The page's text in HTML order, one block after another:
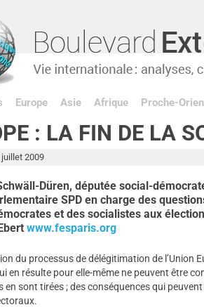
Europe Asie Afrique Proche-
: LA FIN DE LA
2009
Düren, députée social-
SPD en charge des
et des socialistes aux
www.fesparis.org
du processus de délégitimation de l’Union
en résulte pour elle-même ne peuvent être
en sont tirées ; des conséquences qui